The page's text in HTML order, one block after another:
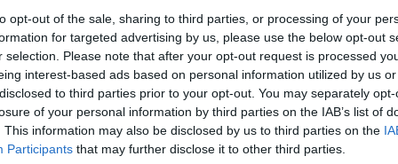
opt-out of the sale, sharing to third parties, or processing of your
for targeted advertising by us, please use the below opt-out
selection. Please note that after your opt-out request is processed
interest-based ads based on personal information utilized by us
to third parties prior to your opt-out. You may separately
of your personal information by third parties on the IAB’s list of
This information may also be disclosed by us to third parties on the
Participants that may further disclose it to other third parties.
a una lista di nozze, ma serve ad
per ricostituire ciò che è andato perso
nel corso della separazione di una
questa singolare iniziativa è la Fnac,
con nove punti vendita in Italia,
nel centro commerciali Porta di
La dice lunga la grafica adottata